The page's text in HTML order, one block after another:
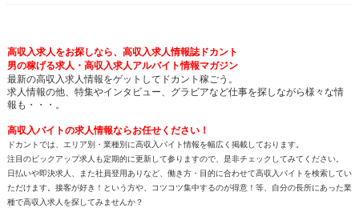
高収入求人をお探しなら、高収入求人情報誌ドカント
男の稼げる求人・高収入求人アルバイト情報マガジン
最新の高収入求人情報をゲットしてドカント稼ごう。
求人情報の他、特集やインタビュー、グラビアなど仕事を探しながら様々な情
報も・・・。
高収入バイトの求人情報ならお任せください！
ドカントでは、エリア別・業種別に高収入バイト情報を幅広く掲載しております。
注目のピックアップ求人も定期的に更新して参りますので、是非チェックしてみてください。
日払いや即決求人、また社員登用ありなど、働き方・目的に合わせて高収入バイトを検索してい
ただけます。接客が好き！という方や、コツコツ集中するのが得意！等、自分の長所にあった業
種で高収入求人を探してみませんか？